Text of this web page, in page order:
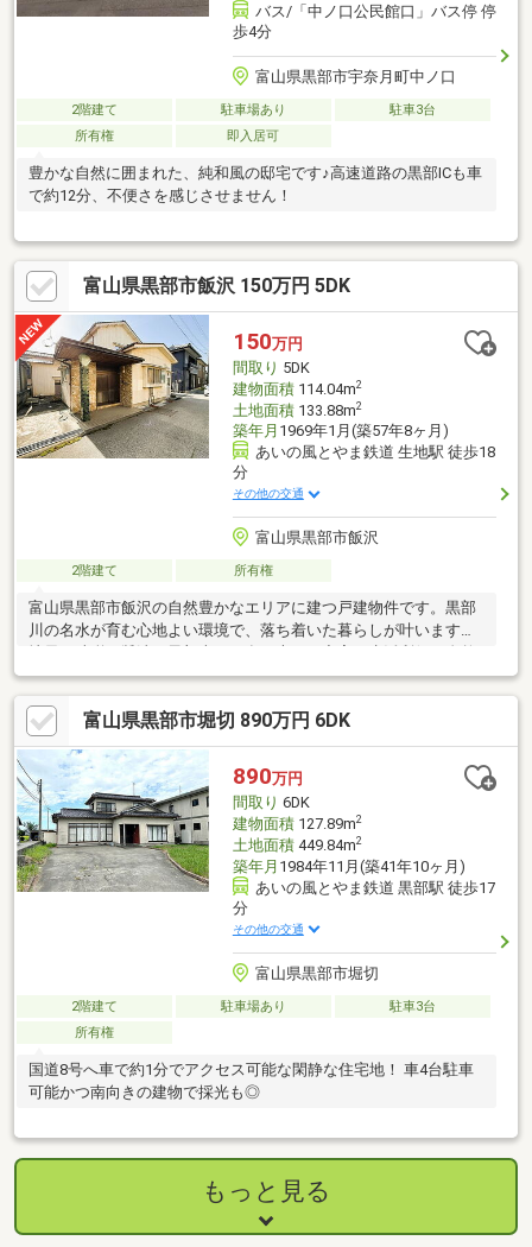
バス/「中ノ口公民館口」バス停 停
歩4分
富山県黒部市宇奈月町中ノ口
2階建て 駐車場あり
駐車3台
所有権
即入居可
豊かな自然に囲まれた、純和風の邸宅です♪高速道路の黒部ICも車
で約12分、不便さを感じさせません！
富山県黒部市飯沢 150万円 5DK
150万円
間取り 5DK
建物面積114.04m2
土地面積133.88m2
築年月 1969年1月(築57年8ヶ月)
あいの風とやま鉄道 生地駅 徒歩18
分
その他の交通
富山県黒部市飯沢
2階建て 所有権
富山県黒部市飯沢の自然豊かなエリアに建つ戸建物件です。黒部
川の名水が育む心地よい環境で、落ち着いた暮らしが叶います。
を両立した住環境で、新しい
富山県黒部市堀切 890万円 6DK
890万円
間取り 6DK
建物面積127.89m2
土地面積449.84m2
築年月 1984年11月(築41年10ヶ月)
あいの風とやま鉄道 黒部駅 徒歩17
分
その他の交通
富山県黒部市堀切
2階建て 駐車場あり
駐車3台
所有権
国道8号へ車で約1分でアクセス可能な閑静な住宅地！ 車4台駐車
可能かつ南向きの建物で採光も◎
もっと見る